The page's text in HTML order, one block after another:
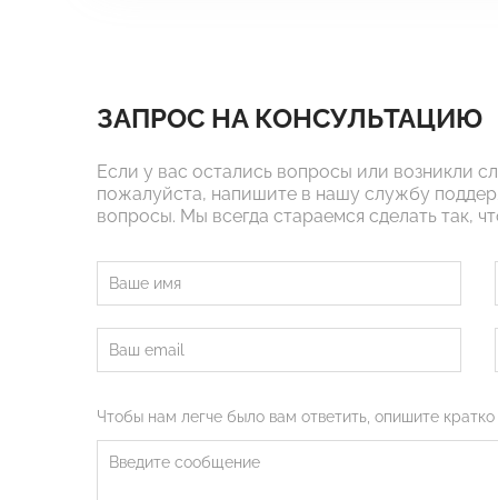
ЗАПРОС НА КОНСУЛЬТАЦИЮ
Если у вас остались вопросы или возникли
пожалуйста, напишите в нашу службу
вопросы. Мы всегда стараемся сделать так,
Чтобы нам легче было вам ответить, опишите